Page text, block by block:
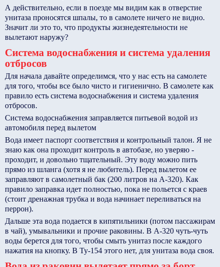
А действительно, если в поезде мы видим как в отверстие
унитаза проносятся шпалы, то в самолете ничего не видно.
Значит ли это то, что продукты жизнедеятельности не
вылетают наружу?
Система водоснабжения и система удаления
отбросов
Для начала давайте определимся, что у нас есть на самолете
для того, чтобы все было чисто и гигиенично. В самолете как
правило есть система водоснабжения и система удаления
отбросов.
Система водоснабжения заправляется питьевой водой из
автомобиля перед вылетом
Вода имеет паспорт соответствия и контрольный талон. Я не
знаю как она проходит контроль в автобазе, но уверяю -
проходит, и довольно тщательный. Эту воду можно пить
прямо из шланга (хотя я не любитель). Перед вылетом ее
заправляют в самолетный бак (200 литров на A-320). Как
правило заправка идет полностью, пока не польется с краев
(стоит дренажная трубка и вода начинает переливаться на
перрон).
Дальше эта вода подается в кипятильники (потом пассажирам
в чай), умывальники и прочие раковины. В А-320 чуть-чуть
воды берется для того, чтобы смыть унитаз после каждого
нажатия на кнопку. В Ту-154 этого нет, для унитаза вода своя.